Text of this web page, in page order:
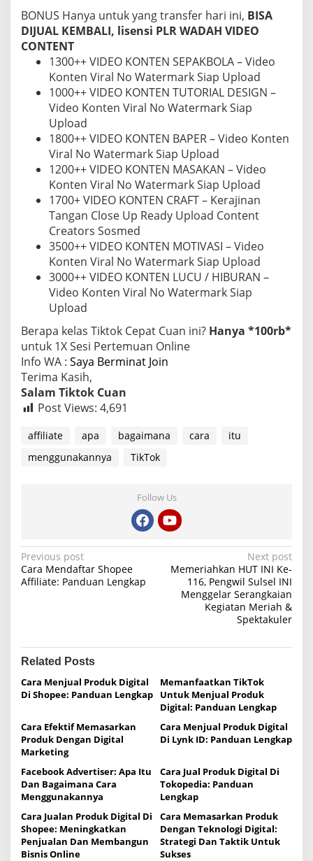
BONUS Hanya untuk yang transfer hari ini, BISA
DIJUAL KEMBALI, lisensi PLR WADAH VIDEO
CONTENT
1300++ VIDEO KONTEN SEPAKBOLA – Video
Konten Viral No Watermark Siap Upload
1000++ VIDEO KONTEN TUTORIAL DESIGN –
Video Konten Viral No Watermark Siap
Upload
1800++ VIDEO KONTEN BAPER – Video Konten
Viral No Watermark Siap Upload
1200++ VIDEO KONTEN MASAKAN – Video
Konten Viral No Watermark Siap Upload
1700+ VIDEO KONTEN CRAFT – Kerajinan
Tangan Close Up Ready Upload Content
Creators Sosmed
3500++ VIDEO KONTEN MOTIVASI – Video
Konten Viral No Watermark Siap Upload
3000++ VIDEO KONTEN LUCU / HIBURAN –
Video Konten Viral No Watermark Siap
Upload
Berapa kelas Tiktok Cepat Cuan ini? Hanya *100rb*
untuk 1X Sesi Pertemuan Online
Info WA : Saya Berminat Join
Terima Kasih,
Salam Tiktok Cuan
Post Views: 4,691
affiliate apa bagaimana cara
itu
menggunakannya
TikTok
Follow Us
P
o
a
v
i
a
t
i
o
n
Previous post
Cara Mendaftar Shopee
Affiliate: Panduan Lengkap
Next post
Memeriahkan HUT INI Ke-
116, Pengwil Sulsel INI
Menggelar Serangkaian
Kegiatan Meriah &
Spektakuler
Related Posts
Cara Menjual Produk Digital
Di Shopee: Panduan Lengkap
Memanfaatkan TikTok
Untuk Menjual Produk
Digital: Panduan Lengkap
Cara Efektif Memasarkan
Produk Dengan Digital
Marketing
Cara Menjual Produk Digital
Di Lynk ID: Panduan Lengkap
Facebook Advertiser: Apa Itu
Dan Bagaimana Cara
Menggunakannya
Cara Jual Produk Digital Di
Tokopedia: Panduan
Lengkap
Cara Jualan Produk Digital Di
Shopee: Meningkatkan
Penjualan Dan Membangun
Bisnis Online
Cara Memasarkan Produk
Dengan Teknologi Digital:
Strategi Dan Taktik Untuk
Sukses